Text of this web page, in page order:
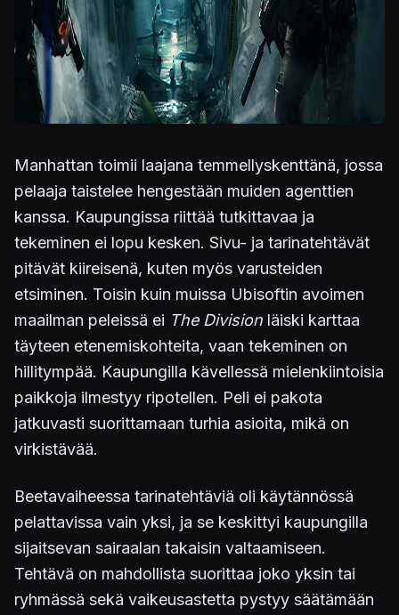
Manhattan toimii laajana temmellyskenttänä, jossa
pelaaja taistelee hengestään muiden agenttien
kanssa. Kaupungissa riittää tutkittavaa ja
tekeminen ei lopu kesken. Sivu- ja tarinatehtävät
pitävät kiireisenä, kuten myös varusteiden
etsiminen. Toisin kuin muissa Ubisoftin avoimen
maailman peleissä ei The Division läiski karttaa
täyteen etenemiskohteita, vaan tekeminen on
hillitympää. Kaupungilla kävellessä mielenkiintoisia
paikkoja ilmestyy ripotellen. Peli ei pakota
jatkuvasti suorittamaan turhia asioita, mikä on
virkistävää.
Beetavaiheessa tarinatehtäviä oli käytännössä
pelattavissa vain yksi, ja se keskittyi kaupungilla
sijaitsevan sairaalan takaisin valtaamiseen.
Tehtävä on mahdollista suorittaa joko yksin tai
ryhmässä sekä vaikeusastetta pystyy säätämään